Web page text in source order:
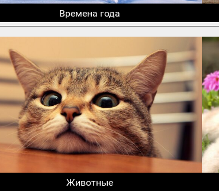
Времена года
Животные